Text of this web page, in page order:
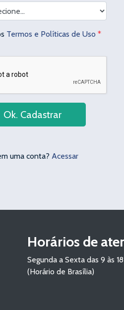
Termos e Políticas de Uso *
Ok. Cadastrar
uma conta? Acessar
Horários de
Segunda a Sexta das 9 às
(Horário de Brasília)